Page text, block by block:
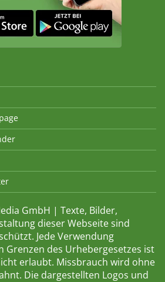
GmbH | Texte, Bilder,
dieser Webseite sind
Jede Verwendung
Grenzen des Urhebergesetzes ist
erlaubt. Missbrauch wird ohne
Die dargestellten Logos und